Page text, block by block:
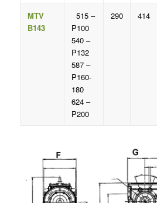
MTV
B143
515 –
P100
540 –
P132
587 –
P160-
180
624 –
P200
290 414